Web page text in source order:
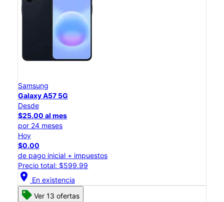
Samsung
Galaxy A57 5G
Desde
$25.00 al mes
por 24 meses
Hoy
$0.00
de pago inicial + impuestos
Precio total: $599.99
location_on En existencia
Ver 13 ofertas